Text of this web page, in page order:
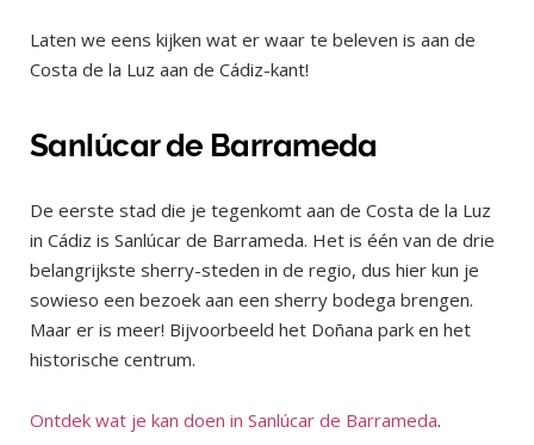
Laten we eens kijken wat er waar te beleven is aan de
Costa de la Luz aan de Cádiz-kant!
Sanlúcar de Barrameda
De eerste stad die je tegenkomt aan de Costa de la Luz
in Cádiz is Sanlúcar de Barrameda. Het is één van de drie
belangrijkste sherry-steden in de regio, dus hier kun je
sowieso een bezoek aan een sherry bodega brengen.
Maar er is meer! Bijvoorbeeld het Doñana park en het
historische centrum.
Ontdek wat je kan doen in Sanlúcar de Barrameda.